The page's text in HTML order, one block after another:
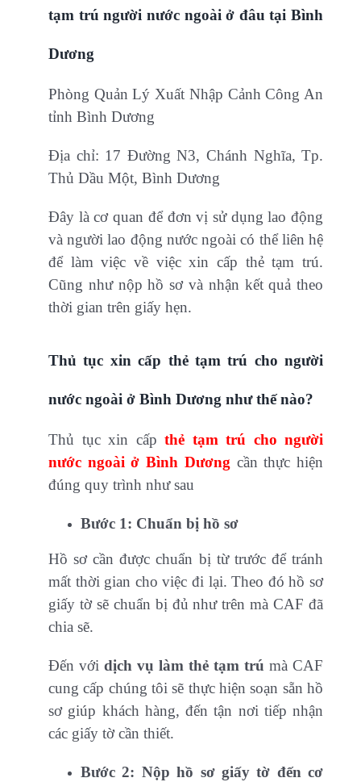
tạm trú người nước ngoài ở đâu tại Bình
Dương
Phòng Quản Lý Xuất Nhập Cảnh Công An
tỉnh Bình Dương
Địa chỉ: 17 Đường N3, Chánh Nghĩa, Tp.
Thủ Dầu Một, Bình Dương
Đây là cơ quan để đơn vị sử dụng lao động
và người lao động nước ngoài có thể liên hệ
để làm việc về việc xin cấp thẻ tạm trú.
Cũng như nộp hồ sơ và nhận kết quả theo
thời gian trên giấy hẹn.
Thủ tục xin cấp thẻ tạm trú cho người
nước ngoài ở Bình Dương như thế nào?
Thủ tục xin cấpthẻ tạm trú cho người
nước ngoài ở Bình Dương cần thực hiện
đúng quy trình như sau
Bước 1: Chuẩn bị hồ sơ
Hồ sơ cần được chuẩn bị từ trước để tránh
mất thời gian cho việc đi lại. Theo đó hồ sơ
giấy tờ sẽ chuẩn bị đủ như trên mà CAF đã
chia sẽ.
Đến vớidịch vụ làm thẻ tạm trú mà CAF
cung cấp chúng tôi sẽ thực hiện soạn sẵn hồ
sơ giúp khách hàng, đến tận nơi tiếp nhận
các giấy tờ cần thiết.
Bước 2: Nộp hồ sơ giấy tờ đến cơ